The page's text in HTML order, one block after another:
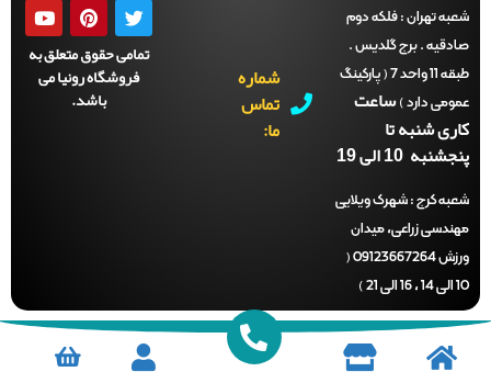
تهران :فلکه دوم
. برج گلدیس .
طبقه 11 واحد 7 ( پارکینگ
دارد )ساعت
شنبه تا
10 الی 19
کرج :شهرک ویلایی
زراعی، میدان
ورزش 09123667264 (
شماره
تماس
تمامی حقوق متعلق به
فروشگاه رونیا می
باشد.